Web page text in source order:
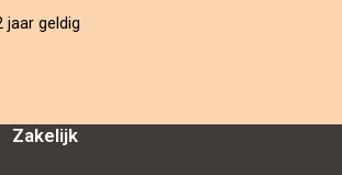
jaar geldig
Zakelijk